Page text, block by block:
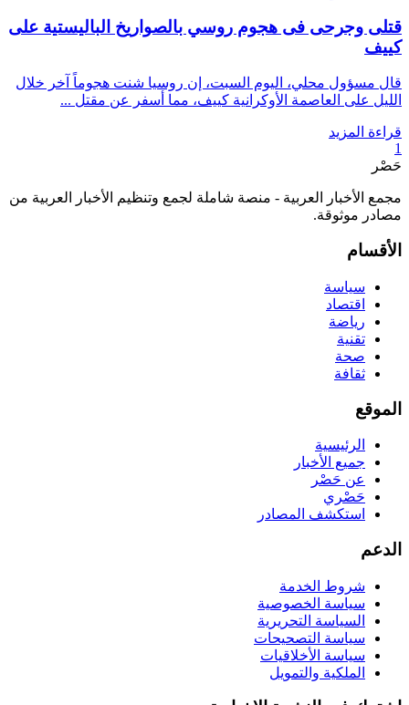
قتلى وجرحى فى هجوم روسي بالصواريخ الباليستية على
كييف
قال مسؤول محلي، اليوم السبت، إن روسيا شنت هجوماً آخر خلال
الليل على العاصمة الأوكرانية كييف، مما أسفر عن مقتل ...
قراءة المزيد
1
حَصْر
مجمع الأخبار العربية - منصة شاملة لجمع وتنظيم الأخبار العربية من
مصادر موثوقة.
الأقسام
سياسة
اقتصاد
رياضة
تقنية
صحة
ثقافة
الموقع
الرئيسية
جميع الأخبار
عن حَصْر
حَصْري
استكشف المصادر
الدعم
شروط الخدمة
سياسة الخصوصية
السياسة التحريرية
سياسة التصحيحات
سياسة الأخلاقيات
الملكية والتمويل